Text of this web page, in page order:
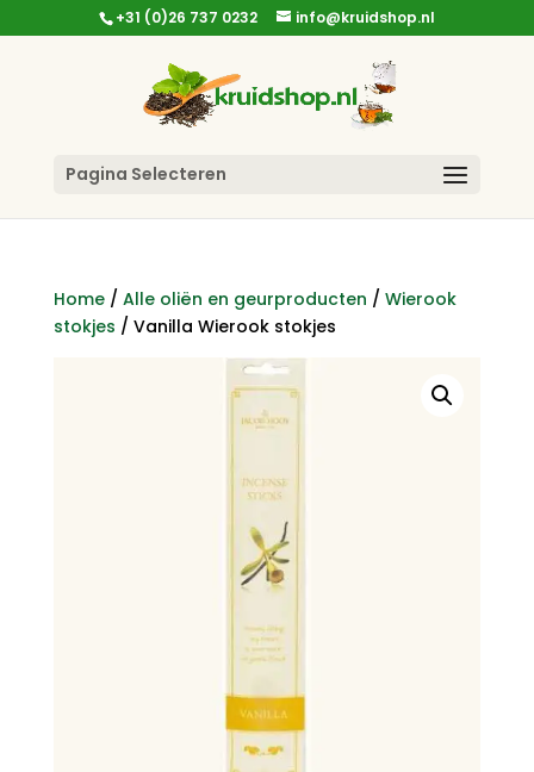
+31 (0)26 737 0232 info@kruidshop.nl
Pagina Selecteren
Home/ Alle oliën en geurproducten / Wierook
stokjes / Vanilla Wierook stokjes